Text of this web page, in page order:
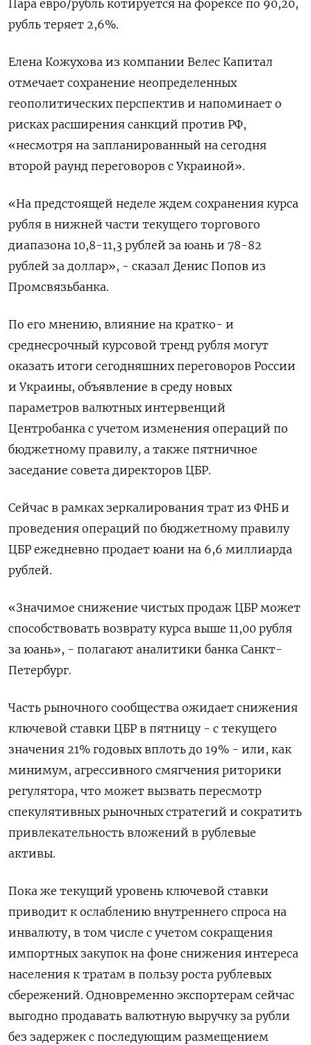
Пара евро/рубль котируется на форексе по 90,20,
рубль теряет 2,6%.
Елена Кожухова из компании Велес Капитал
отмечает сохранение неопределенных
геополитических перспектив и напоминает о
рисках расширения санкций против РФ,
«несмотря на запланированный на сегодня
второй раунд переговоров с Украиной».
«На предстоящей неделе ждем сохранения курса
рубля в нижней части текущего торгового
диапазона 10,8-11,3 рублей за юань и 78-82
рублей за доллар», - сказал Денис Попов из
Промсвязьбанка.
По его мнению, влияние на кратко- и
среднесрочный курсовой тренд рубля могут
оказать итоги сегодняшних переговоров России
и Украины, объявление в среду новых
параметров валютных интервенций
Центробанка с учетом изменения операций по
бюджетному правилу, а также пятничное
заседание совета директоров ЦБР.
Сейчас в рамках зеркалирования трат из ФНБ и
проведения операций по бюджетному правилу
ЦБР ежедневно продает юани на 6,6 миллиарда
рублей.
«Значимое снижение чистых продаж ЦБР может
способствовать возврату курса выше 11,00 рубля
за юань», - полагают аналитики банка Санкт-
Петербург.
Часть рыночного сообщества ожидает снижения
ключевой ставки ЦБР в пятницу - с текущего
значения 21% годовых вплоть до 19% - или, как
минимум, агрессивного смягчения риторики
регулятора, что может вызвать пересмотр
спекулятивных рыночных стратегий и сократить
привлекательность вложений в рублевые
активы.
Пока же текущий уровень ключевой ставки
приводит к ослаблению внутреннего спроса на
инвалюту, в том числе с учетом сокращения
импортных закупок на фоне снижения интереса
населения к тратам в пользу роста рублевых
сбережений. Одновременно экспортерам сейчас
выгодно продавать валютную выручку за рубли
без задержек с последующим размещением